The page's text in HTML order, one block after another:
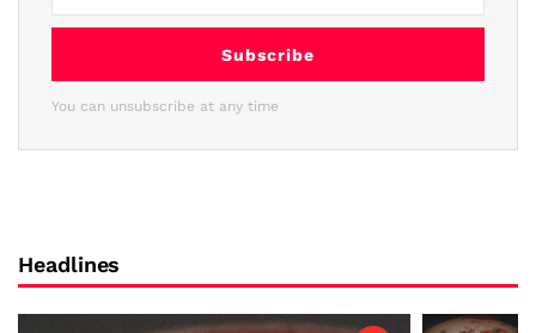
Subscribe
You can unsubscribe at any time
Headlines